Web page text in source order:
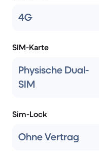
4G
SIM-Karte
Physische Dual-
SIM
Sim-Lock
Ohne Vertrag